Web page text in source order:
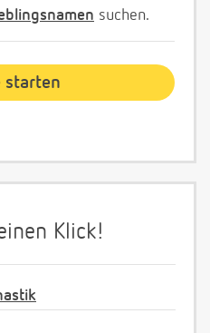
suchen.
Klick!